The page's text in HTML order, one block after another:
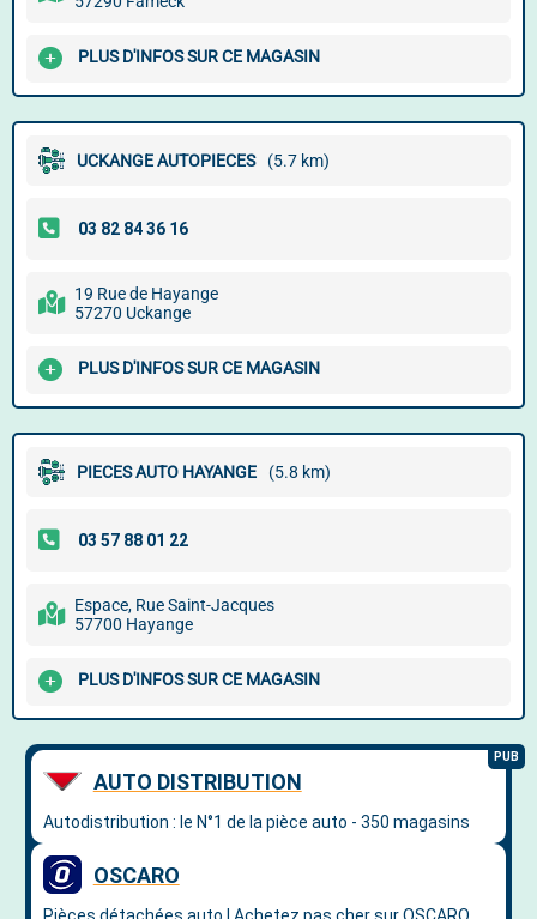
PLUS D'INFOS SUR CE MAGASIN
UCKANGE AUTOPIECES (5.7 km)
19 Rue de Hayange
57270 Uckange
PLUS D'INFOS SUR CE MAGASIN
PIECES AUTO HAYANGE (5.8 km)
Espace, Rue Saint-Jacques
57700 Hayange
PLUS D'INFOS SUR CE MAGASIN